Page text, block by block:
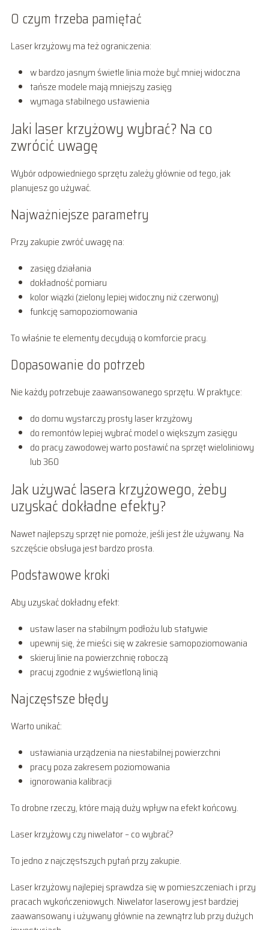
O czym trzeba pamiętać
Laser krzyżowy ma też ograniczenia:
w bardzo jasnym świetle linia może być mniej widoczna
tańsze modele mają mniejszy zasięg
wymaga stabilnego ustawienia
Jaki laser krzyżowy wybrać? Na co
zwrócić uwagę
Wybór odpowiedniego sprzętu zależy głównie od tego, jak
planujesz go używać.
Najważniejsze parametry
Przy zakupie zwróć uwagę na:
zasięg działania
dokładność pomiaru
kolor wiązki (zielony lepiej widoczny niż czerwony)
funkcję samopoziomowania
To właśnie te elementy decydują o komforcie pracy.
Dopasowanie do potrzeb
Nie każdy potrzebuje zaawansowanego sprzętu. W praktyce:
do domu wystarczy prosty laser krzyżowy
do remontów lepiej wybrać model o większym zasięgu
do pracy zawodowej warto postawić na sprzęt wieloliniowy
lub 360
Jak używać lasera krzyżowego, żeby
uzyskać dokładne efekty?
Nawet najlepszy sprzęt nie pomoże, jeśli jest źle używany. Na
szczęście obsługa jest bardzo prosta.
Podstawowe kroki
Aby uzyskać dokładny efekt:
ustaw laser na stabilnym podłożu lub statywie
upewnij się, że mieści się w zakresie samopoziomowania
skieruj linie na powierzchnię roboczą
pracuj zgodnie z wyświetloną linią
Najczęstsze błędy
Warto unikać:
ustawiania urządzenia na niestabilnej powierzchni
pracy poza zakresem poziomowania
ignorowania kalibracji
To drobne rzeczy, które mają duży wpływ na efekt końcowy.
Laser krzyżowy czy niwelator – co wybrać?
To jedno z najczęstszych pytań przy zakupie.
Laser krzyżowy najlepiej sprawdza się w pomieszczeniach i przy
pracach wykończeniowych. Niwelator laserowy jest bardziej
zaawansowany i używany głównie na zewnątrz lub przy dużych